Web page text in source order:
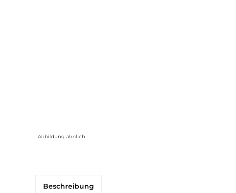
Abbildung ähnlich
Beschreibung